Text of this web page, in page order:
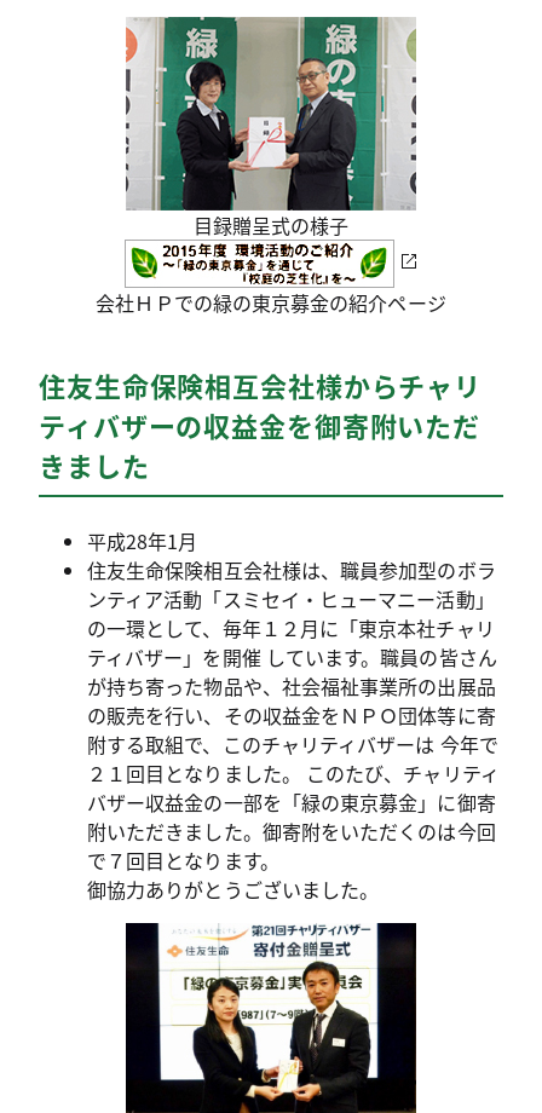
目録贈呈式の様子
会社ＨＰでの緑の東京募金の紹介ページ
住友生命保険相互会社様からチャリ
ティバザーの収益金を御寄附いただ
きました
平成28年1月
住友生命保険相互会社様は、職員参加型のボラ
ンティア活動「スミセイ・ヒューマニー活動」
の一環として、毎年１２月に「東京本社チャリ
ティバザー」を開催 しています。職員の皆さん
が持ち寄った物品や、社会福祉事業所の出展品
の販売を行い、その収益金をＮＰＯ団体等に寄
附する取組で、このチャリティバザーは 今年で
２１回目となりました。 このたび、チャリティ
バザー収益金の一部を「緑の東京募金」に御寄
附いただきました。御寄附をいただくのは今回
で７回目となります。
御協力ありがとうございました。